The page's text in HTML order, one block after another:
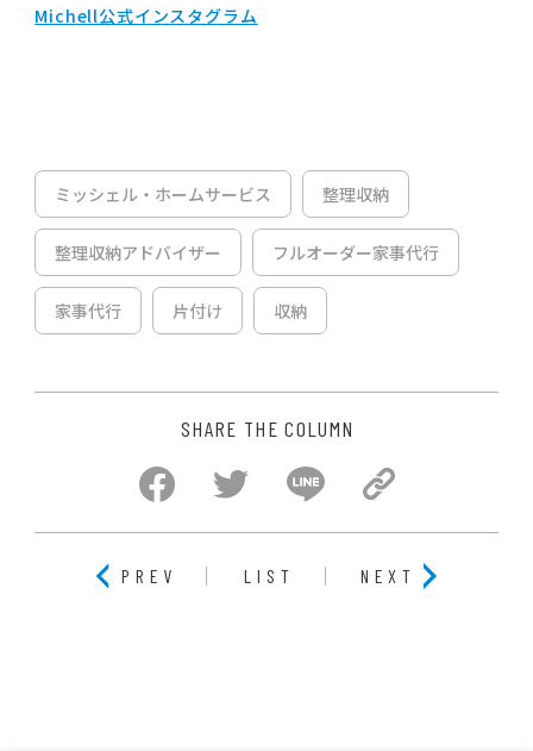
Michell公式インスタグラム
ミッシェル・ホームサービス 整理収納
整理収納アドバイザー フルオーダー家事代行
家事代行 片付け 収納
SHARE THE COLUMN
PREV LIST NEXT